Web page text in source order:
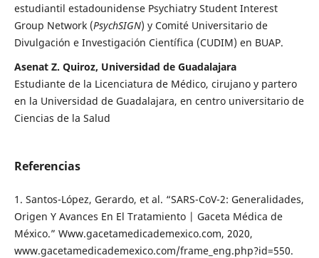
estudiantil estadounidense Psychiatry Student Interest
Group Network (PsychSIGN) y Comité Universitario de
Divulgación e Investigación Científica (CUDIM) en BUAP.
Asenat Z. Quiroz, Universidad de Guadalajara
Estudiante de la Licenciatura de Médico, cirujano y partero
en la Universidad de Guadalajara, en centro universitario de
Ciencias de la Salud
Referencias
1. Santos-López, Gerardo, et al. “SARS-CoV-2: Generalidades,
Origen Y Avances En El Tratamiento | Gaceta Médica de
México.” Www.gacetamedicademexico.com, 2020,
www.gacetamedicademexico.com/frame_eng.php?id=550.